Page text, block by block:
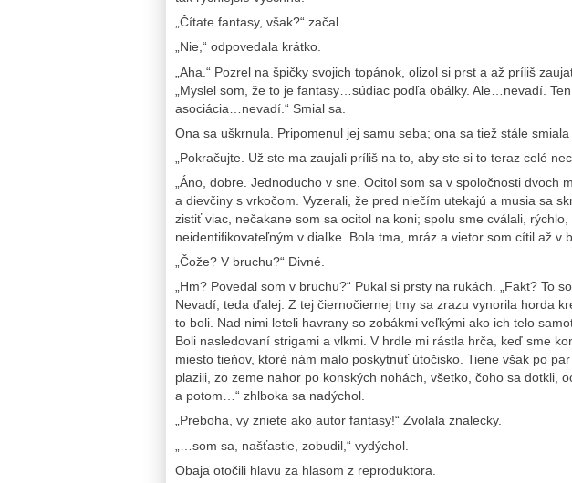
„Čítate fantasy, však?“ začal.
„Nie,“ odpovedala krátko.
„Aha.“ Pozrel na špičky svojich topánok, olizol si prst a až príliš
„Myslel som, že to je fantasy…súdiac podľa obálky. Ale…nevadí.
asociácia…nevadí.“ Smial sa.
Ona sa uškrnula. Pripomenul jej samu seba; ona sa tiež stále smiala
„Pokračujte. Už ste ma zaujali príliš na to, aby ste si to teraz celé
„Áno, dobre. Jednoducho v sne. Ocitol som sa v spoločnosti dvoch
a dievčiny s vrkočom. Vyzerali, že pred niečím utekajú a musia sa
zistiť viac, nečakane som sa ocitol na koni; spolu sme cválali,
neidentifikovateľným v diaľke. Bola tma, mráz a vietor som cítil až v
„Čože? V bruchu?“ Divné.
„Hm? Povedal som v bruchu?“ Pukal si prsty na rukách. „Fakt? To
Nevadí, teda ďalej. Z tej čiernočiernej tmy sa zrazu vynorila horda
to boli. Nad nimi leteli havrany so zobákmi veľkými ako ich telo
Boli nasledovaní strigami a vlkmi. V hrdle mi rástla hrča, keď sme
miesto tieňov, ktoré nám malo poskytnúť útočisko. Tiene však po
plazili, zo zeme nahor po konských nohách, všetko, čoho sa dotkli,
a potom…“ zhlboka sa nadýchol.
„Preboha, vy zniete ako autor fantasy!“ Zvolala znalecky.
„…som sa, našťastie, zobudil,“ vydýchol.
Obaja otočili hlavu za hlasom z reproduktora.